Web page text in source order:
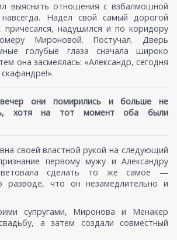
выяснить отношения с взбалмошной
Надел свой самый дорогой
надушился и по коридору
Мироновой. Постучал. Дверь
голубые глаза сначала широко
она засмеялась: «Александр, сегодня
они помирились и больше не
хотя на тот момент оба были
своей властной рукой на следующий
первому мужу и Александру
сделать то же самое —
что он незамедлительно и
супругами, Миронова и Менакер
а затем создали совместный